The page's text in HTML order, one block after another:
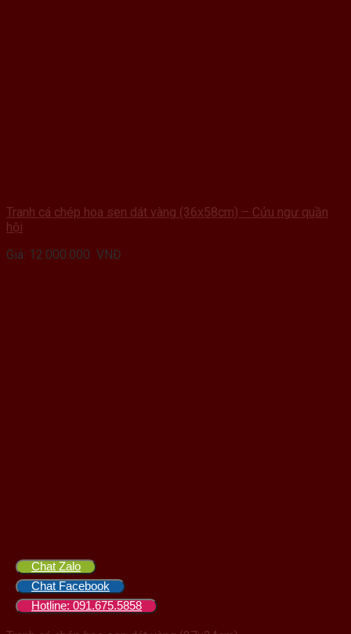
Tranh cá chép hoa sen dát vàng (36x58cm) – Cửu ngư quần
hội
Giá: 12.000.000 VNĐ
Chat Zalo
Chat Facebook
Hotline: 091.675.5858